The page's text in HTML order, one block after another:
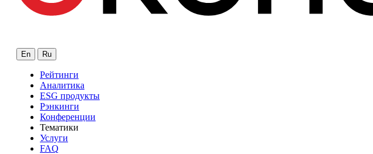
En Ru
Рейтинги
Аналитика
ESG продукты
Рэнкинги
Конференции
Тематики
Услуги
FAQ